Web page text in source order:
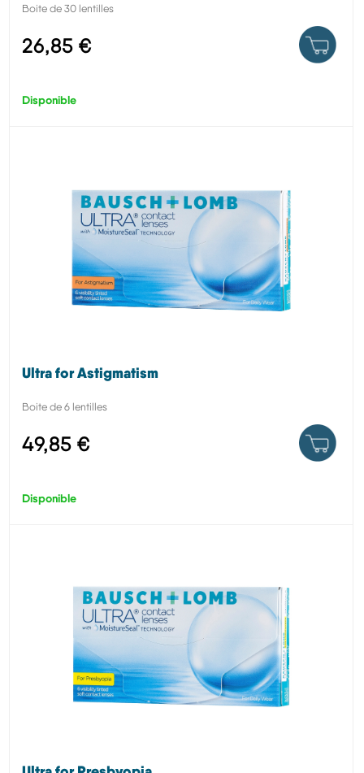
Boite de 30 lentilles
26,85 €
Disponible
Ultra for Astigmatism
Boite de 6 lentilles
49,85 €
Disponible